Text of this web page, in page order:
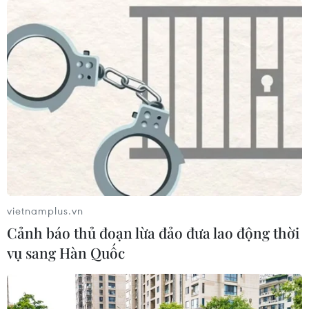
Theo dõi VietnamPlus
TIN LIÊN QUAN
vietnamplus.vn
Cảnh báo thủ đoạn lừa đảo đưa lao động thời
vụ sang Hàn Quốc